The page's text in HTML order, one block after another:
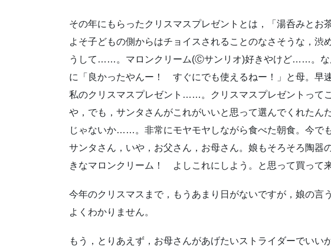
その年にもらったクリスマスプレゼントとは，「湯呑みとお
よそ子どもの側からはチョイスされることのなさそうな，渋
うして……。マロンクリーム(Ⓒサンリオ)好きやけど……。
に「良かったやんー！ すぐにでも使えるねー！」と母。早
私のクリスマスプレゼント……。クリスマスプレゼントって
や，でも，サンタさんがこれがいいと思って選んでくれたん
じゃないか……。非常にモヤモヤしながら食べた朝食。今で
サンタさん，いや，お父さん，お母さん。娘もそろそろ陶器
きなマロンクリーム！ よしこれにしよう。と思って買って
今年のクリスマスまで，もうあまり日がないですが，娘の言
よくわかりません。
もう，とりあえず，お母さんがあげたいストライダーでい